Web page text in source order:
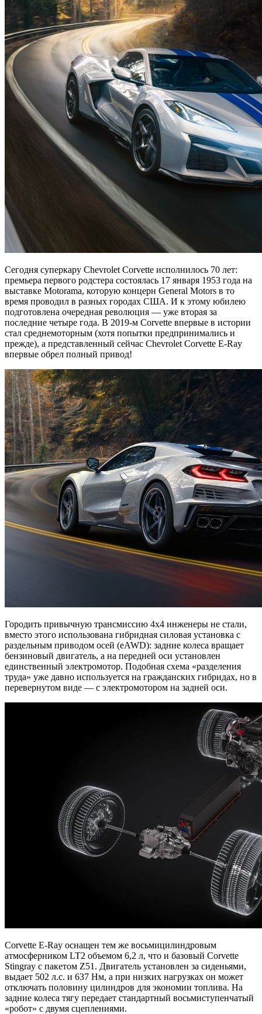
Сегодня суперкару Chevrolet Corvette исполнилось 70 лет:
премьера первого родстера состоялась 17 января 1953 года на
выставке Motorama, которую концерн General Motors в то
время проводил в разных городах США. И к этому юбилею
подготовлена очередная революция — уже вторая за
последние четыре года. В 2019-м Corvette впервые в истории
стал среднемоторным (хотя попытки предпринимались и
прежде), а представленный сейчас Chevrolet Corvette E-Ray
впервые обрел полный привод!
Городить привычную трансмиссию 4х4 инженеры не стали,
вместо этого использована гибридная силовая установка с
раздельным приводом осей (eAWD): задние колеса вращает
бензиновый двигатель, а на передней оси установлен
единственный электромотор. Подобная схема «разделения
труда» уже давно используется на гражданских гибридах, но в
перевернутом виде — с электромотором на задней оси.
Corvette E-Ray оснащен тем же восьмицилиндровым
атмосферником LT2 объемом 6,2 л, что и базовый Corvette
Stingray с пакетом Z51. Двигатель установлен за сиденьями,
выдает 502 л.с. и 637 Нм, а при низких нагрузках он может
отключать половину цилиндров для экономии топлива. На
задние колеса тягу передает стандартный восьмиступенчатый
«робот» с двумя сцеплениями.